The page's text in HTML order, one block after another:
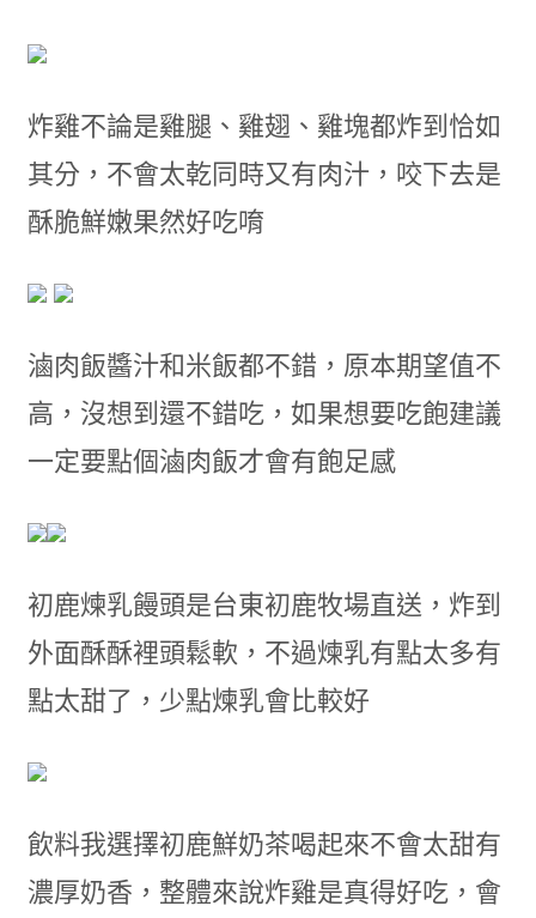
炸雞不論是雞腿 、 雞翅 、 雞塊都炸到恰如
其分 ， 不會太乾同時又有肉汁， 咬下去是
酥脆鮮嫩果然好吃唷
滷肉飯醬汁和米飯都不錯 ， 原本期望值不
高 ， 沒想到還不錯吃， 如果想要吃飽建議
一定要點個滷肉飯才會有飽足感
初鹿煉乳饅頭是台東初鹿牧場直送 ， 炸到
外面酥酥裡頭鬆軟 ， 不過煉乳有點太多有
點太甜了，少點煉乳會比較好
飲料我選擇初鹿鮮奶茶喝起來不會太甜有
濃厚奶香 ， 整體來說炸雞是真得好吃， 會